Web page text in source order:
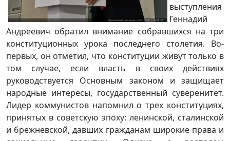
выступления
Геннадий
Андреевич обратил внимание собравшихся на три
конституционных урока последнего столетия. Во-
первых, он отметил, что конституции живут только в
том случае, если власть в своих действиях
руководствуется Основным законом и защищает
народные интересы, государственный суверенитет.
Лидер коммунистов напомнил о трех конституциях,
принятых в советскую эпоху: ленинской, сталинской
и брежневской, давших гражданам широкие права и